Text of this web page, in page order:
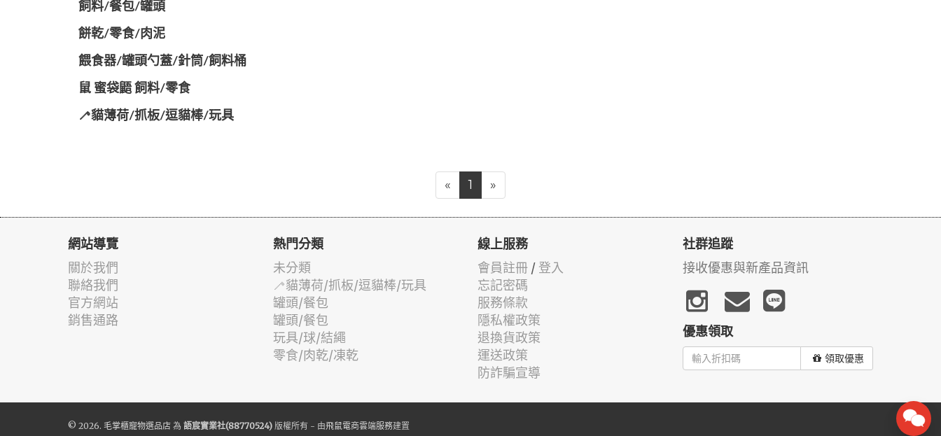
飼料/餐包/罐頭
餅乾/零食/肉泥
餵食器/罐頭勺蓋/針筒/飼料桶
鼠 蜜袋鼯 飼料/零食
🦯貓薄荷/抓板/逗貓棒/玩具
« 1 »
網站導覽
關於我們
聯絡我們
官方網站
銷售通路
熱門分類
未分類
🦯貓薄荷/抓板/逗貓棒/玩具
罐頭/餐包
罐頭/餐包
玩具/球/結繩
零食/肉乾/凍乾
線上服務
會員註冊 / 登入
忘記密碼
服務條款
隱私權政策
退換貨政策
運送政策
防詐騙宣導
社群追蹤
接收優惠與新產品資訊
優惠領取
領取優惠
© 2026. 毛掌櫃寵物選品店 為 語宸實業社(88770524) 版權所有 - 由飛鼠電商雲端服務建置